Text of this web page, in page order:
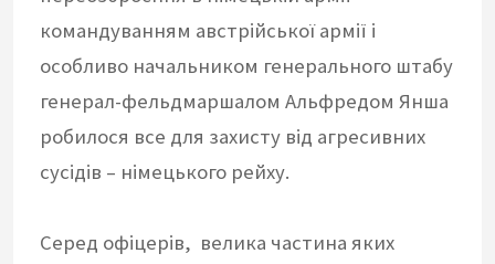
командуванням австрійської армії і
особливо начальником генерального штабу
генерал-фельдмаршалом Альфредом Янша
робилося все для захисту від агресивних
сусідів – німецького рейху.
Серед офіцерів, велика частина яких